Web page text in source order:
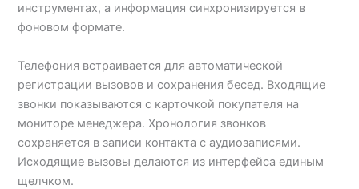
инструментах, а информация синхронизируется в
фоновом формате.
Телефония встраивается для автоматической
регистрации вызовов и сохранения бесед. Входящие
звонки показываются с карточкой покупателя на
мониторе менеджера. Хронология звонков
сохраняется в записи контакта с аудиозаписями.
Исходящие вызовы делаются из интерфейса единым
щелчком.